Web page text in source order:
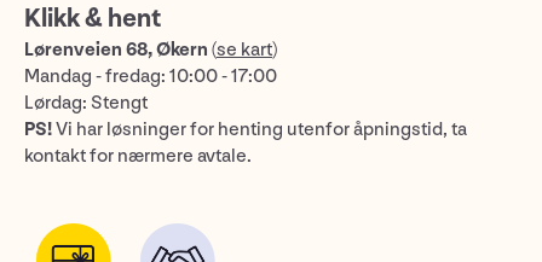
Klikk & hent
Lørenveien 68, Økern (se kart)
Mandag - fredag: 10:00 - 17:00
Lørdag: Stengt
PS!Vi har løsninger for henting utenfor åpningstid, ta
kontakt for nærmere avtale.